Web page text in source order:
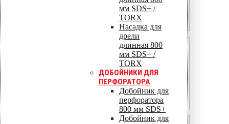
мм SDS+ /
TORX
Насадка для
дрели
длинная 800
мм SDS+ /
TORX
ДОБОЙНИКИ ДЛЯ
ПЕРФОРАТОРА
Добойник для
перфоратора
800 мм SDS+
Добойник для
Лиственница
1,32 кН